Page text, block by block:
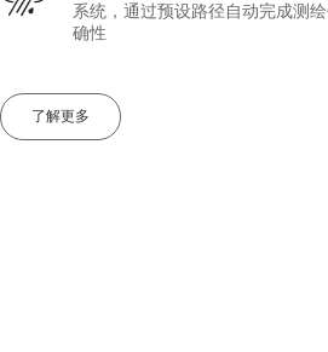
系统，通过预设路径自动完成测
确性
了解更多